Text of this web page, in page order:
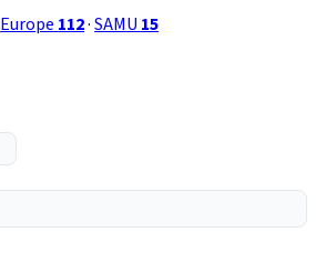
Europe 112·SAMU 15